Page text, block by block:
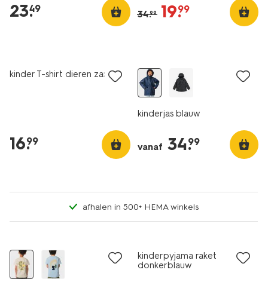
23.
49
34.99 19.
99
kinder T-shirt dieren zand
16.
99
kinderjas blauw
vanaf 34.
99
afhalen in 500+ HEMA winkels
kinderpyjama raket
donkerblauw